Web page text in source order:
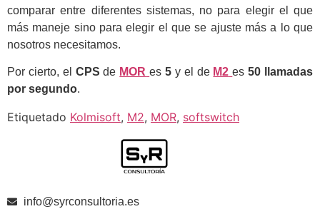
comparar entre diferentes sistemas, no para elegir el que
más maneje sino para elegir el que se ajuste más a lo que
nosotros necesitamos.
Por cierto, el CPS de MOR es5 y el de M2 es50 llamadas
por segundo.
Etiquetado Kolmisoft, M2, MOR, softswitch
info@syrconsultoria.es